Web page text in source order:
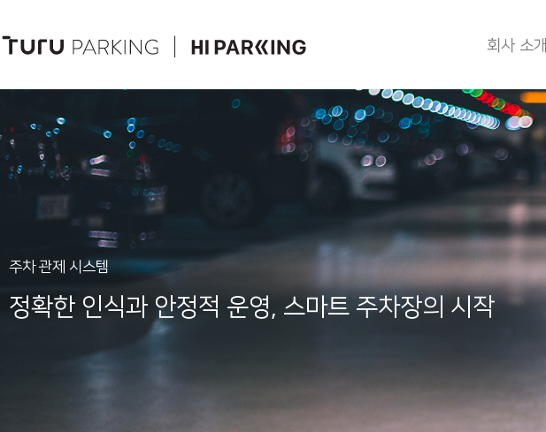
회사 소개
주차 관제 시스템
정확한 인식과 안정적 운영, 스마트 주차장의 시작